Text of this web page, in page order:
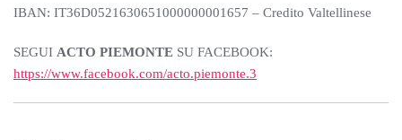
IBAN: IT36D0521630651000000001657 – Credito Valtellinese
SEGUI ACTO PIEMONTE SU FACEBOOK:
https://www.facebook.com/acto.piemonte.3